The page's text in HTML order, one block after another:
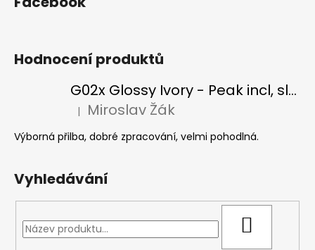
Hodnocení produktů
G02x Glossy Ivory - Peak incl, slonová kost
Hodnocení produktu je 5 z 5 hvězdiček.
| Miroslav Žák
Výborná přilba, dobré zpracování, velmi pohodlná.
Vyhledávání